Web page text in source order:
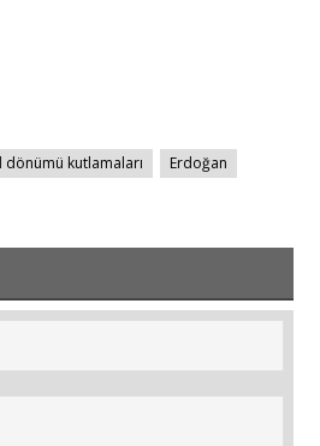
dönümü kutlamaları
Erdoğan